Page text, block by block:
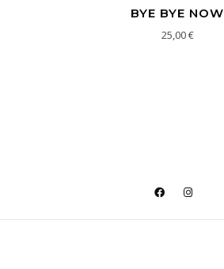
BYE BYE NOW
25,00€